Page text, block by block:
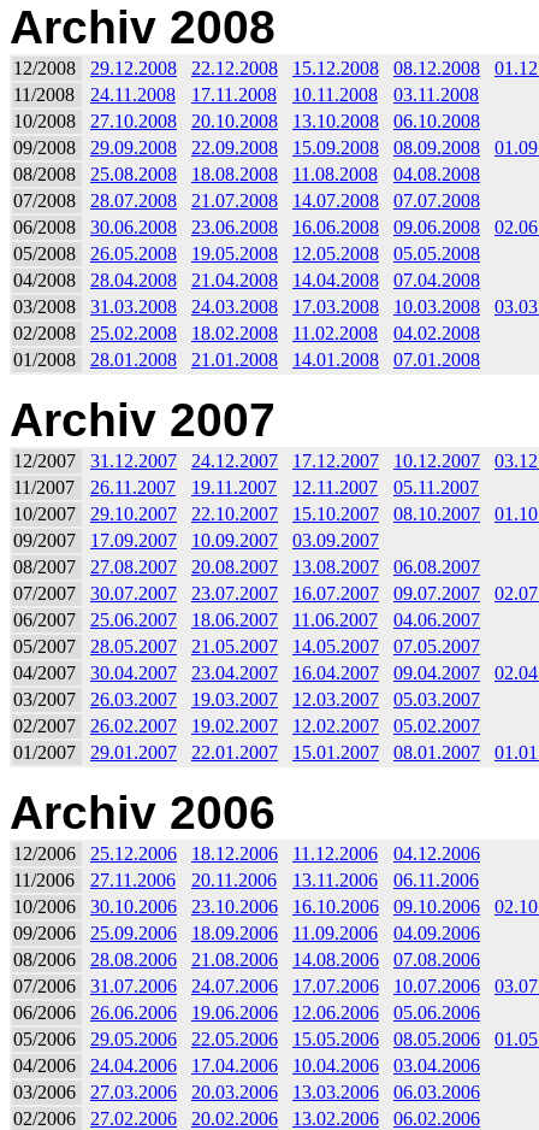
Archiv 2008
12/2008 29.12.2008 22.12.2008 15.12.2008 08.12.2008
11/2008
24.11.2008 17.11.2008 10.11.2008
03.11.2008
10/2008
27.10.2008 20.10.2008 13.10.2008
06.10.2008
09/2008
29.09.2008 22.09.2008 15.09.2008 08.09.2008
08/2008
25.08.2008 18.08.2008 11.08.2008
04.08.2008
07/2008
28.07.2008 21.07.2008 14.07.2008
07.07.2008
06/2008
30.06.2008 23.06.2008 16.06.2008 09.06.2008
05/2008
26.05.2008 19.05.2008 12.05.2008
05.05.2008
04/2008
28.04.2008 21.04.2008 14.04.2008
07.04.2008
03/2008
31.03.2008 24.03.2008 17.03.2008 10.03.2008
02/2008
25.02.2008 18.02.2008 11.02.2008
04.02.2008
01/2008
28.01.2008 21.01.2008 14.01.2008 07.01.2008
Archiv 2007
12/2007 31.12.2007 24.12.2007 17.12.2007 10.12.2007
11/2007
26.11.2007 19.11.2007 12.11.2007
05.11.2007
10/2007
29.10.2007 22.10.2007 15.10.2007 08.10.2007
09/2007
17.09.2007 10.09.2007
03.09.2007
08/2007
27.08.2007 20.08.2007 13.08.2007
06.08.2007
07/2007
30.07.2007 23.07.2007 16.07.2007 09.07.2007
06/2007
25.06.2007 18.06.2007 11.06.2007
04.06.2007
05/2007
28.05.2007 21.05.2007 14.05.2007
07.05.2007
04/2007
30.04.2007 23.04.2007 16.04.2007 09.04.2007
03/2007
26.03.2007 19.03.2007 12.03.2007
05.03.2007
02/2007
26.02.2007 19.02.2007 12.02.2007
05.02.2007
01/2007
29.01.2007 22.01.2007 15.01.2007 08.01.2007
Archiv 2006
12/2006 25.12.2006 18.12.2006 11.12.2006
04.12.2006
11/2006
27.11.2006 20.11.2006 13.11.2006
06.11.2006
10/2006
30.10.2006 23.10.2006 16.10.2006 09.10.2006
09/2006
25.09.2006 18.09.2006 11.09.2006
04.09.2006
08/2006
28.08.2006 21.08.2006 14.08.2006
07.08.2006
07/2006
31.07.2006 24.07.2006 17.07.2006 10.07.2006
06/2006
26.06.2006 19.06.2006 12.06.2006
05.06.2006
05/2006
29.05.2006 22.05.2006 15.05.2006 08.05.2006
04/2006
24.04.2006 17.04.2006 10.04.2006
03.04.2006
03/2006
27.03.2006 20.03.2006 13.03.2006
06.03.2006
02/2006
27.02.2006 20.02.2006 13.02.2006
06.02.2006